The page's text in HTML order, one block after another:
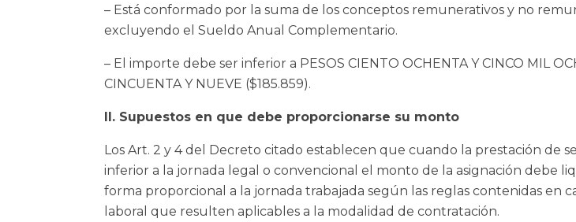
– Está conformado por la suma de los conceptos remunerativos y no
excluyendo el Sueldo Anual Complementario.
– El importe debe ser inferior a PESOS CIENTO OCHENTA Y CINCO MIL
CINCUENTA Y NUEVE ($185.859).
II. Supuestos en que debe proporcionarse su monto
Los Art. 2 y 4 del Decreto citado establecen que cuando la prestación de
inferior a la jornada legal o convencional el monto de la asignación debe
forma proporcional a la jornada trabajada según las reglas contenidas en
laboral que resulten aplicables a la modalidad de contratación.